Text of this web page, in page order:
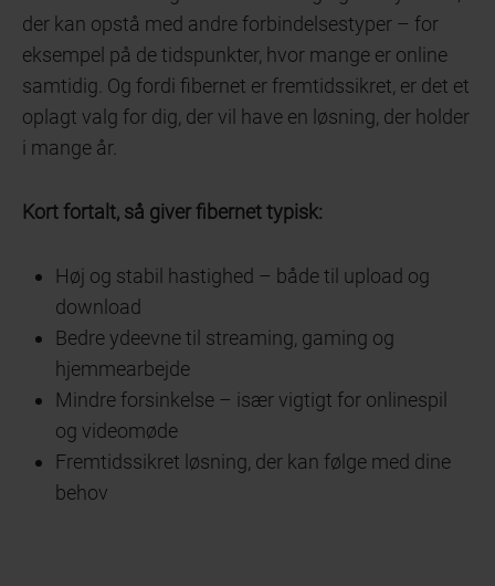
der kan opstå med andre forbindelsestyper – for
eksempel på de tidspunkter, hvor mange er online
samtidig. Og fordi fibernet er fremtidssikret, er det et
oplagt valg for dig, der vil have en løsning, der holder
i mange år.
Kort fortalt, så giver fibernet typisk:
Høj og stabil hastighed – både til upload og
download
Bedre ydeevne til streaming, gaming og
hjemmearbejde
Mindre forsinkelse – især vigtigt for onlinespil
og videomøde
Fremtidssikret løsning, der kan følge med dine
behov